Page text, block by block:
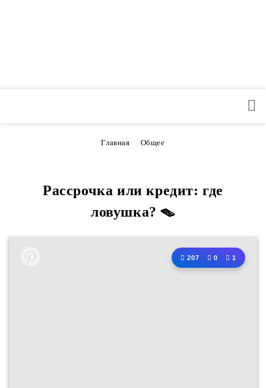
Главная Общее
Рассрочка или кредит: где
ловушка? 🪤
207 0 1